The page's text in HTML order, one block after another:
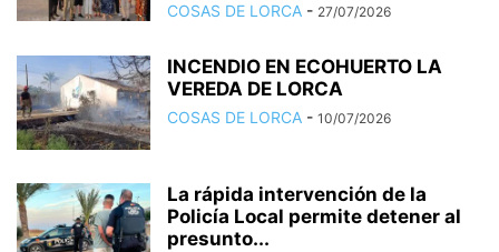
COSAS DE LORCA - 27/07/2026
INCENDIO EN ECOHUERTO LA
VEREDA DE LORCA
COSAS DE LORCA - 10/07/2026
La rápida intervención de la
Policía Local permite detener al
presunto...